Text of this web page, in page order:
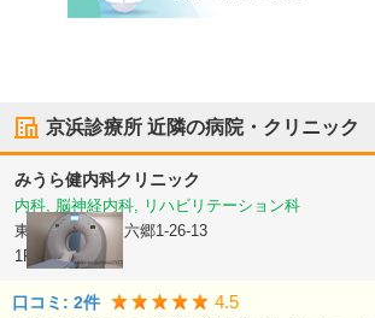
京浜診療所 近隣の病院・クリニック
みうら健内科クリニック
内科, 脳神経内科, リハビリテーション科
東京都大田区 東六郷1-26-13
1F
口コミ: 2件 4.5